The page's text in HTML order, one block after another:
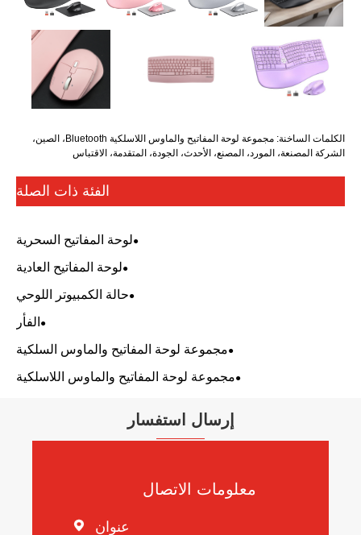
الكلمات الساخنة: مجموعة لوحة المفاتيح والماوس اللاسلكية Bluetooth، الصين،
الشركة المصنعة، المورد، المصنع، الأحدث، الجودة، المتقدمة، الاقتباس
الفئة ذات الصلة
لوحة المفاتيح السحرية
لوحة المفاتيح العادية
حالة الكمبيوتر اللوحي
الفأر
مجموعة لوحة المفاتيح والماوس السلكية
مجموعة لوحة المفاتيح والماوس اللاسلكية
إرسال استفسار
معلومات الاتصال
 عنوان